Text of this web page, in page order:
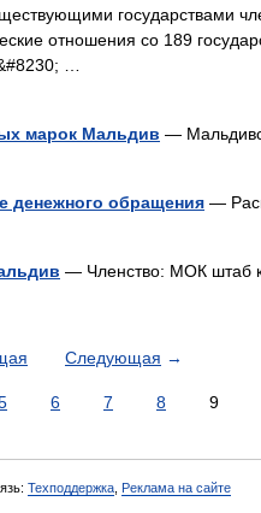
государствами
отношения со 189
…
марок Мальдив
денежного обращения —
— Членство: МОК штаб
Следующая →
6 7 8 9
Техподдержка Реклама на сайте